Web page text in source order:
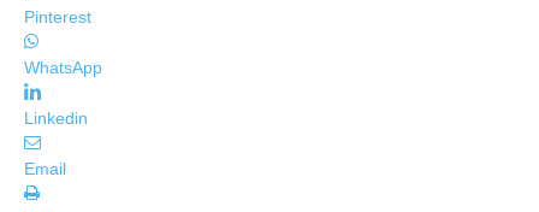
Pinterest
WhatsApp
Linkedin
Email